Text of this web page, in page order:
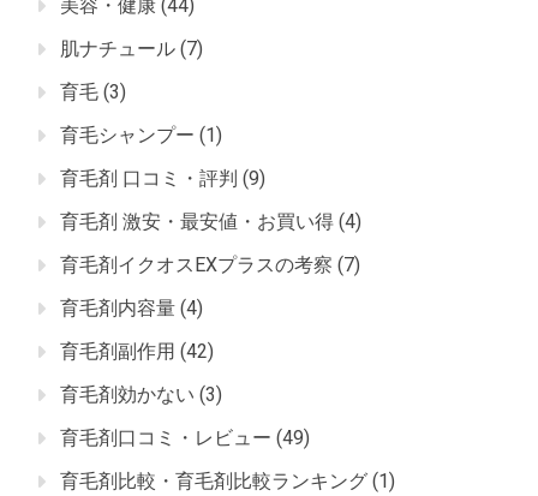
美容・健康 (44)
肌ナチュール (7)
育毛 (3)
育毛シャンプー (1)
育毛剤 口コミ・評判 (9)
育毛剤 激安・最安値・お買い得 (4)
育毛剤イクオスEXプラスの考察 (7)
育毛剤内容量 (4)
育毛剤副作用 (42)
育毛剤効かない (3)
育毛剤口コミ・レビュー (49)
育毛剤比較・育毛剤比較ランキング (1)